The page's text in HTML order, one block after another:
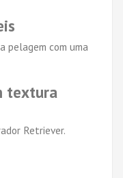
pelagem com uma
textura
Retriever.